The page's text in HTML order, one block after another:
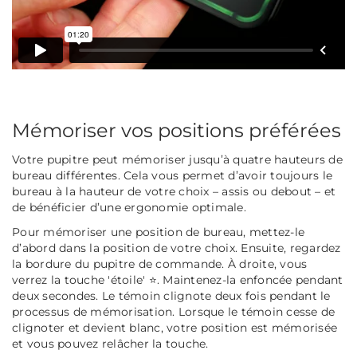
Mémoriser vos positions préférées
Votre pupitre peut mémoriser jusqu’à quatre hauteurs de
bureau différentes. Cela vous permet d’avoir toujours le
bureau à la hauteur de votre choix – assis ou debout – et
de bénéficier d’une ergonomie optimale.
Pour mémoriser une position de bureau, mettez-le
d’abord dans la position de votre choix. Ensuite, regardez
la bordure du pupitre de commande. À droite, vous
verrez la touche 'étoile' ⭐. Maintenez-la enfoncée pendant
deux secondes. Le témoin clignote deux fois pendant le
processus de mémorisation. Lorsque le témoin cesse de
clignoter et devient blanc, votre position est mémorisée
et vous pouvez relâcher la touche.